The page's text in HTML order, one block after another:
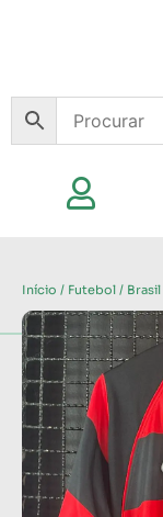
Início / Futebol / Brasil